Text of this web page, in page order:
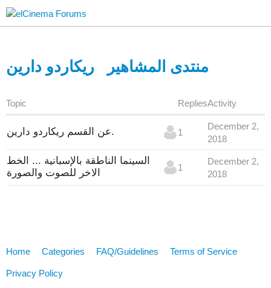
منتدى المشاهير ريكاردو دارين
Topic RepliesActivity
عن القسم ريكاردو دارين. 1
December 2,
2018
السينما الناطقة بالإسبانية ... الخط
الاخر للصوت والصورة
1
December 2,
2018
Home Categories FAQ/Guidelines Terms of Service
Privacy Policy